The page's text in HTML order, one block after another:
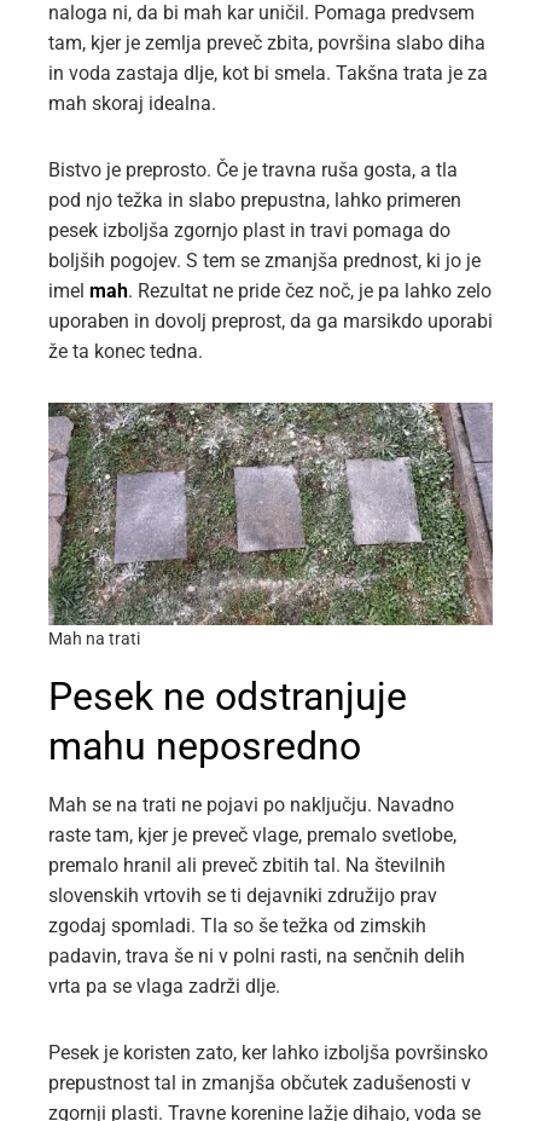
naloga ni, da bi mah kar uničil. Pomaga predvsem
tam, kjer je zemlja preveč zbita, površina slabo diha
in voda zastaja dlje, kot bi smela. Takšna trata je za
mah skoraj idealna.
Bistvo je preprosto. Če je travna ruša gosta, a tla
pod njo težka in slabo prepustna, lahko primeren
pesek izboljša zgornjo plast in travi pomaga do
boljših pogojev. S tem se zmanjša prednost, ki jo je
imel mah. Rezultat ne pride čez noč, je pa lahko zelo
uporaben in dovolj preprost, da ga marsikdo uporabi
že ta konec tedna.
Mah na trati
Pesek ne odstranjuje
mahu neposredno
Mah se na trati ne pojavi po naključju. Navadno
raste tam, kjer je preveč vlage, premalo svetlobe,
premalo hranil ali preveč zbitih tal. Na številnih
slovenskih vrtovih se ti dejavniki združijo prav
zgodaj spomladi. Tla so še težka od zimskih
padavin, trava še ni v polni rasti, na senčnih delih
vrta pa se vlaga zadrži dlje.
Pesek je koristen zato, ker lahko izboljša površinsko
prepustnost tal in zmanjša občutek zadušenosti v
zgornji plasti. Travne korenine lažje dihajo, voda se